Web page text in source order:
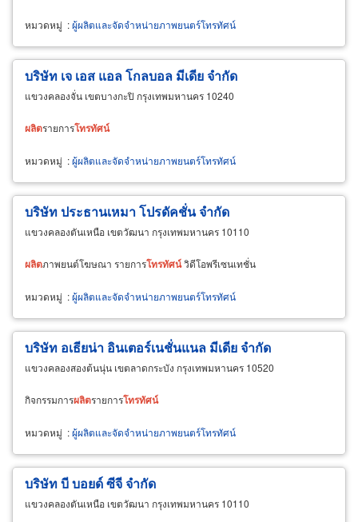
หมวดหมู่ :ผู้ผลิตและจัดจำหน่ายภาพยนตร์โทรทัศน์
บริษัท เจ เอส แอล โกลบอล มีเดีย จำกัด
แขวงคลองจั่น เขตบางกะปิ กรุงเทพมหานคร 10240
ผลิตรายการโทรทัศน์
หมวดหมู่ :ผู้ผลิตและจัดจำหน่ายภาพยนตร์โทรทัศน์
บริษัท ประธานเหมา โปรดัคชั่น จำกัด
แขวงคลองตันเหนือ เขตวัฒนา กรุงเทพมหานคร 10110
ผลิตภาพยนต์โฆษณา รายการโทรทัศน์วิดีโอพรีเซนเทชั่น
หมวดหมู่ :ผู้ผลิตและจัดจำหน่ายภาพยนตร์โทรทัศน์
บริษัท อเธียน่า อินเตอร์เนชั่นแนล มีเดีย จำกัด
แขวงคลองสองต้นนุ่น เขตลาดกระบัง กรุงเทพมหานคร 10520
กิจกรรมการผลิตรายการโทรทัศน์
หมวดหมู่ :ผู้ผลิตและจัดจำหน่ายภาพยนตร์โทรทัศน์
บริษัท บี บอยด์ ซีจี จำกัด
แขวงคลองตันเหนือ เขตวัฒนา กรุงเทพมหานคร 10110